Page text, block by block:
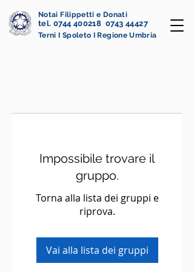
Notai Filippetti e Donati
tel. 0744 400218 0743 44427
Terni I Spoleto I Regione Umbria
Impossibile trovare il
gruppo.
Torna alla lista dei gruppi e
riprova.
Vai alla lista dei gruppi